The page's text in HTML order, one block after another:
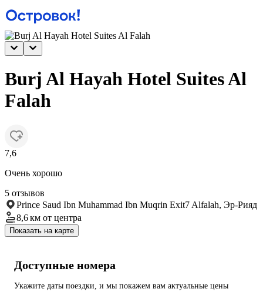
Burj Al Hayah Hotel Suites Al
Falah
7,6
Очень хорошо
5 отзывов
Prince Saud Ibn Muhammad Ibn Muqrin Exit7 Alfalah, Эр-Рияд
8,6 км от центра
Показать на карте
Доступные номера
Укажите даты поездки, и мы покажем вам актуальные цены